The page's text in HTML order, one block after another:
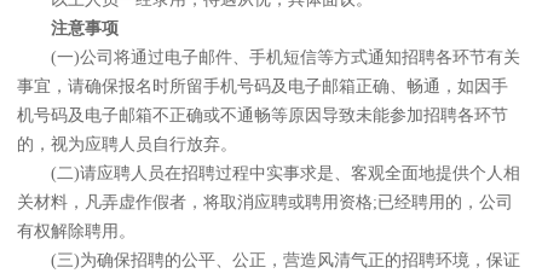
注意事项
(一)公司将通过电子邮件、手机短信等方式通知招聘各环节有关
事宜，请确保报名时所留手机号码及电子邮箱正确、畅通，如因手
机号码及电子邮箱不正确或不通畅等原因导致未能参加招聘各环节
的，视为应聘人员自行放弃。
(二)请应聘人员在招聘过程中实事求是、客观全面地提供个人相
关材料，凡弄虚作假者，将取消应聘或聘用资格;已经聘用的，公司
有权解除聘用。
(三)为确保招聘的公平、公正，营造风清气正的招聘环境，保证